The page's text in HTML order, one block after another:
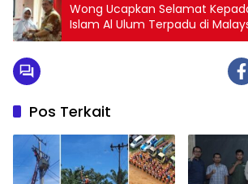
Wong Ucapkan Selamat
Islam Al Ulum Terpadu di
Pos Terkait